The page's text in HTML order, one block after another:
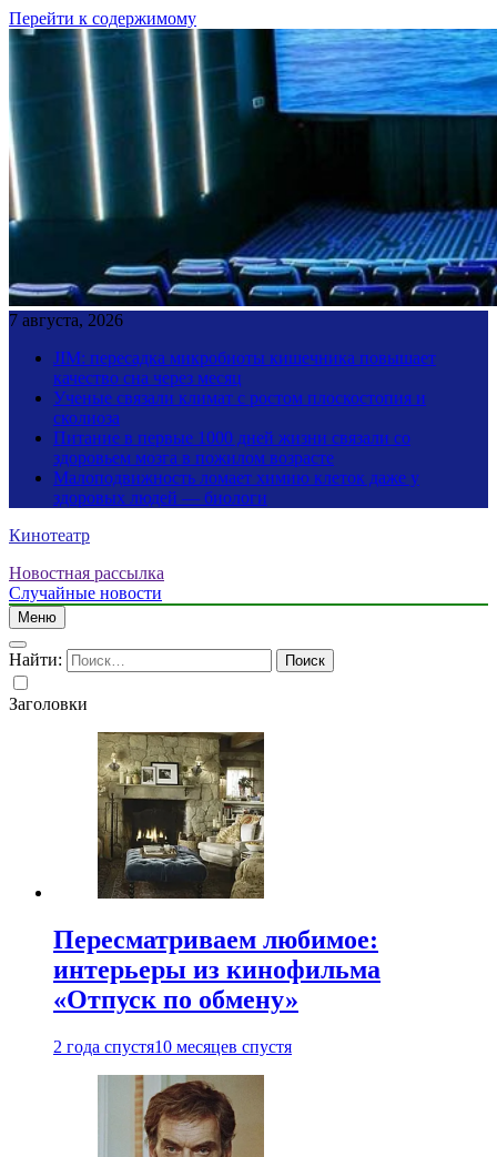
Перейти к содержимому
7 августа, 2026
JIM: пересадка микробиоты кишечника повышает
качество сна через месяц
Ученые связали климат с ростом плоскостопия и
сколиоза
Питание в первые 1000 дней жизни связали со
здоровьем мозга в пожилом возрасте
Малоподвижность ломает химию клеток даже у
здоровых людей — биологи
Кинотеатр
Новостная рассылка
Случайные новости
Меню
Найти:
Заголовки
Пересматриваем любимое:
интерьеры из кинофильма
«Отпуск по обмену»
2 года спустя10 месяцев спустя